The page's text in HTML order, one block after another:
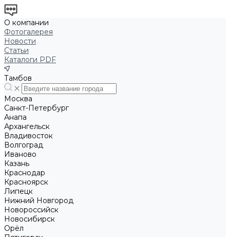
О компании
Фотогалерея
Новости
Статьи
Каталоги PDF
Тамбов
Москва
Санкт-Петербург
Анапа
Архангельск
Владивосток
Волгоград
Иваново
Казань
Краснодар
Красноярск
Липецк
Нижний Новгород
Новороссийск
Новосибирск
Орёл